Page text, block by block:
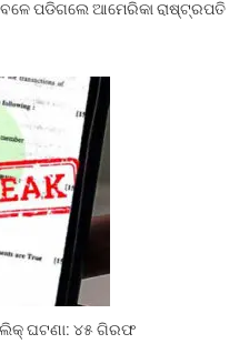
ପଡିଗଲେ ଆମେରିକା ରାଷ୍ଟ୍ରପତି
ଲିକ୍ ଘଟଣା: ୪୫ ଗିରଫ